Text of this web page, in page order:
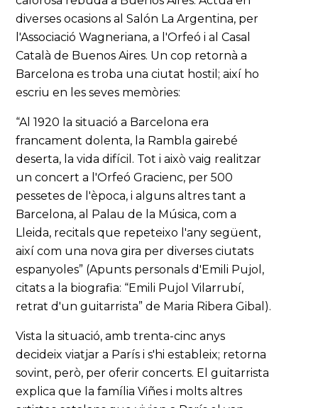
diverses ocasions al Salón La Argentina, per
l'Associació Wagneriana, a l'Orfeó i al Casal
Català de Buenos Aires. Un cop retornà a
Barcelona es troba una ciutat hostil; així ho
escriu en les seves memòries:
“Al 1920 la situació a Barcelona era
francament dolenta, la Rambla gairebé
deserta, la vida difícil. Tot i això vaig realitzar
un concert a l'Orfeó Gracienc, per 500
pessetes de l'època, i alguns altres tant a
Barcelona, al Palau de la Música, com a
Lleida, recitals que repeteixo l'any següent,
així com una nova gira per diverses ciutats
espanyoles” (Apunts personals d'Emili Pujol,
citats a la biografia: “Emili Pujol Vilarrubí,
retrat d'un guitarrista” de Maria Ribera Gibal).
Vista la situació, amb trenta-cinc anys
decideix viatjar a París i s'hi estableix; retorna
sovint, però, per oferir concerts. El guitarrista
explica que la família Viñes i molts altres